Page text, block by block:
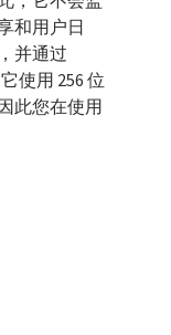
和用户日
并通过
使用 256 位
此您在使用